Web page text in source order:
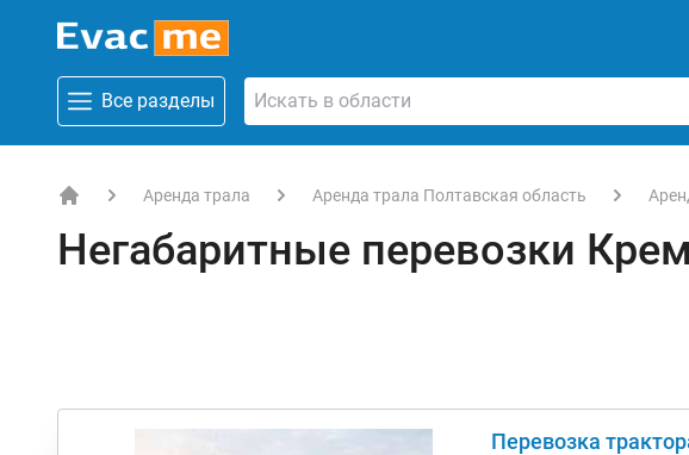
Все разделы
Аренда трала Аренда трала Полтавская область
Негабаритные перевозки
Перевозка